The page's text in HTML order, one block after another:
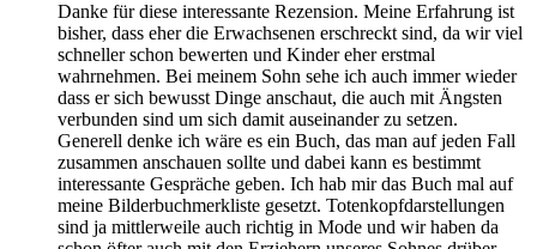
Danke für diese interessante Rezension. Meine Erfahrung ist
bisher, dass eher die Erwachsenen erschreckt sind, da wir viel
schneller schon bewerten und Kinder eher erstmal
wahrnehmen. Bei meinem Sohn sehe ich auch immer wieder
dass er sich bewusst Dinge anschaut, die auch mit Ängsten
verbunden sind um sich damit auseinander zu setzen.
Generell denke ich wäre es ein Buch, das man auf jeden Fall
zusammen anschauen sollte und dabei kann es bestimmt
interessante Gespräche geben. Ich hab mir das Buch mal auf
meine Bilderbuchmerkliste gesetzt. Totenkopfdarstellungen
sind ja mittlerweile auch richtig in Mode und wir haben da